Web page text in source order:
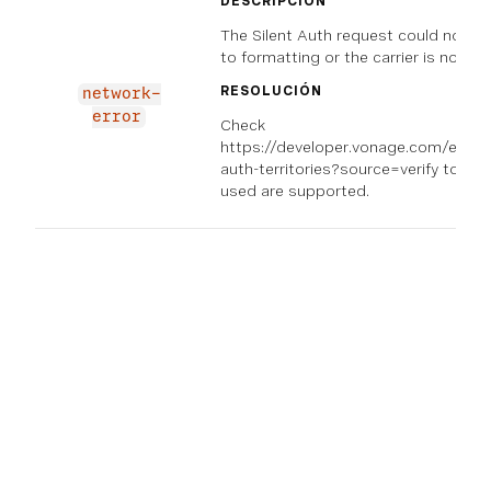
network-
error
The Silent Auth request could not
to formatting or the carrier is not
RESOLUCIÓN
Check
https://developer.vonage.com/en/
auth-territories?source=verify to
used are supported.